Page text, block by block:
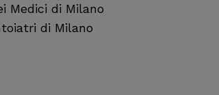
Medici di Milano
di Milano